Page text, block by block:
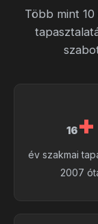
Több mint
16+
év szakmai
2007